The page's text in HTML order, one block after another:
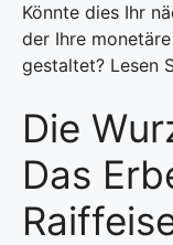
Könnte dies Ihr
der Ihre
gestaltet? Lesen
Die
Das